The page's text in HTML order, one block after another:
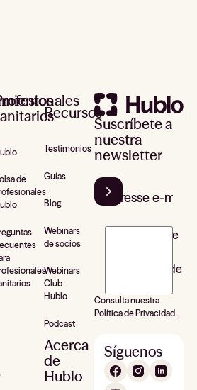
de
Recursos
Testimonios
Guías
Blog
Webinars
de socios
Webinars
Club
Hublo
Podcast
Acerca
de
Hublo
Suscríbete a
nuestra
newsletter
J’accepte de
newsletter de
Consulta nuestra
Política de Privacidad .
Síguenos